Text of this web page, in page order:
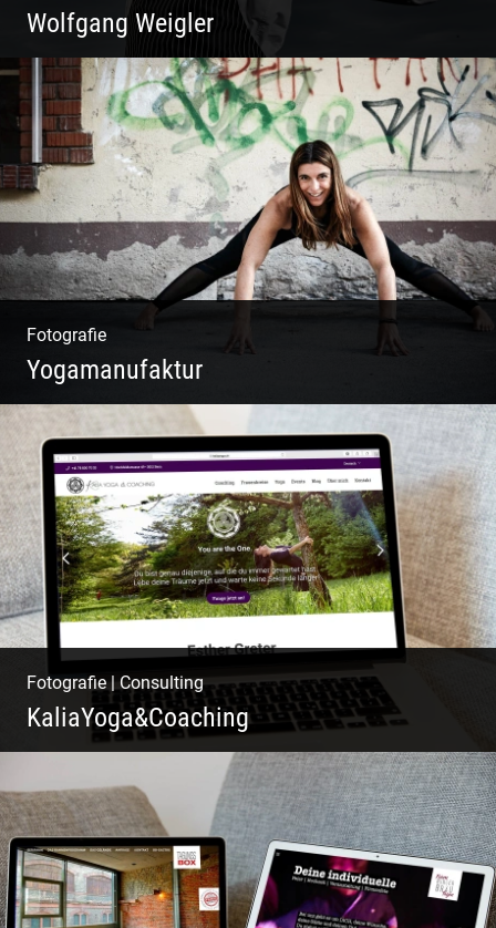
Wolfgang Weigler
W.U.F.O. Food Orbiter | Event Gastronomie |
Catering Service | Essen & Trinken
Fotografie
Yogamanufaktur
Yoga | Fashion | Cool & symphatisch
Fotografie | Consulting
KaliaYoga&Coaching
Pint- & Webdesign, Fotografie & Corporate-
Design